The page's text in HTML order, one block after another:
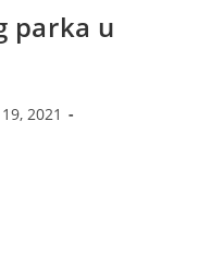
parka u
2021